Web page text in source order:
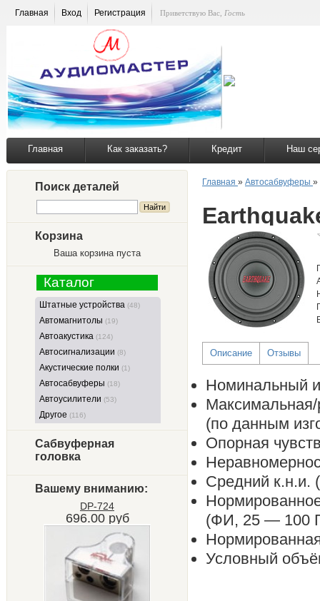
Главная Вход Регистрация Приветствую Вас Гость
Главная Как заказать? Кредит Наш
Поиск деталей
Корзина
Ваша корзина пуста
Каталог
Штатные устройства (48)
Автомагнитолы (19)
Автоакустика (124)
Автосигнализации (8)
Акустические полки (1)
Автосабвуферы (18)
Автоусилители (53)
Другое (116)
Сабвуферная
головка
Вашему вниманию:
DP-724
696.00 руб
Главная » Автосабвуферы »
Описание Отзывы
Номинальный
(по данным
Опорная
Средний к.н.и.
(ФИ, 25 — 100
Условный